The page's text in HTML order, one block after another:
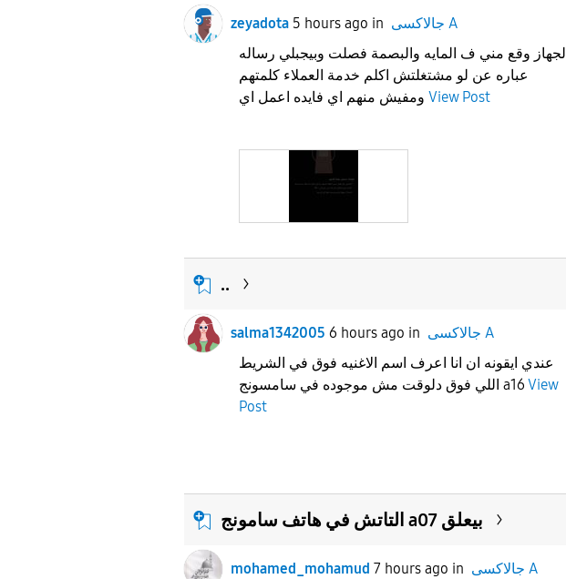
zeyadota 5 hours ago in
جالاكسى A
الجهاز وقع مني ف المايه والبصمة فصلت وبيجبلي رساله
عباره عن لو مشتغلتش اكلم خدمة العملاء كلمتهم
View Post
..
salma1342005 6 hours ago in
جالاكسى A
عندي ايقونه ان انا اعرف اسم الاغنيه فوق في الشريط
اللي فوق دلوقت مش موجوده في سامسونج a16 View
Post
التاتش في هاتف سامونج a07 بيعلق
mohamed_mohamud 7 hours ago in
جالاكسى A